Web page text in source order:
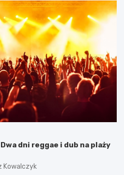
dni reggae i dub na plaży
Kowalczyk